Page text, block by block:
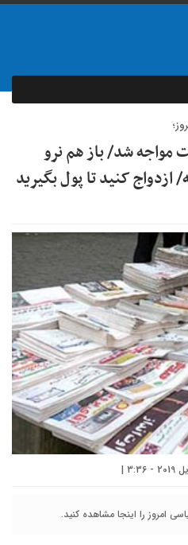
مواجه شد/ باز هم نرو
کنید تا پول بگیرید
امروز را اینجا مشاهده کنید.